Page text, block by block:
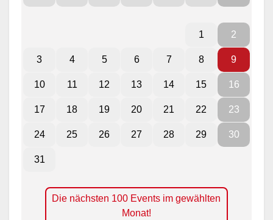
1 2
3 4 5 6 7 8 9
10 11 12 13 14 15 16
17 18 19 20 21 22 23
24 25 26 27 28 29 30
31
Die nächsten 100 Events im gewählten
Monat!